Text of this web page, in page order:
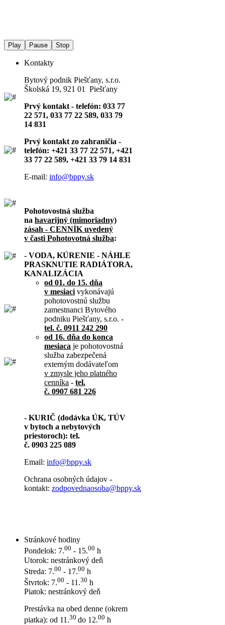
Play Pause Stop
Kontakty
Bytový podnik Piešťany, s.r.o.
Školská 19, 921 01 Piešťany
Prvý kontakt - telefón: 033 77
22 571, 033 77 22 589, 033 79
14 831
Prvý kontakt zo zahraničia -
telefón: +421 33 77 22 571, +421
33 77 22 589, +421 33 79 14 831
E-mail: info@bppy.sk
Pohotovostná služba
na havarijný (mimoriadny)
zásah - CENNÍK uvedený
v časti Pohotovotná služba:
- VODA, KÚRENIE - NÁHLE
PRASKNUTIE RADIÁTORA,
KANALIZÁCIA
od 01. do 15. dňa
v mesiaci vykonávajú
pohotovostnú službu
zamestnanci Bytového
podniku Piešťany, s.r.o. -
tel. č. 0911 242 290
od 16. dňa do konca
mesiaca je pohotovostná
služba zabezpečená
externým dodávateľom
v zmysle jeho platného
cenníka - tel.
č. 0907 681 226
- KURIČ (dodávka ÚK, TÚV
v bytoch a nebytových
priestoroch): tel.
č. 0903 225 089
Email: info@bppy.sk
Ochrana osobných údajov -
kontakt: zodpovednaosoba@bppy.sk
Stránkové hodiny
Pondelok: 7.00 - 15.00 h
Utorok: nestránkový deň
Streda: 7.00 - 17.00 h
Štvrtok: 7.00 - 11.30 h
Piatok: nestránkový deň
Prestávka na obed denne (okrem
piatka): od 11.30 do 12.00 h